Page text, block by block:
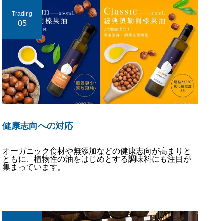
Trading
05
健康志向への対応
オーガニック食材や無添加などの健康志向が高まりと
ともに、植物性の油をはじめとする調味料にも注目が
集まっています。